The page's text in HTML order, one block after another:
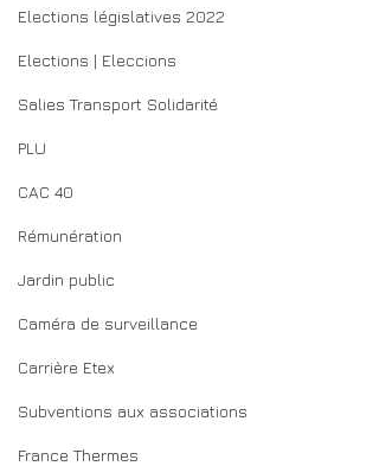
Elections législatives 2022
Elections | Eleccions
Salies Transport Solidarité
PLU
CAC 40
Rémunération
Jardin public
Caméra de surveillance
Carrière Etex
Subventions aux associations
France Thermes